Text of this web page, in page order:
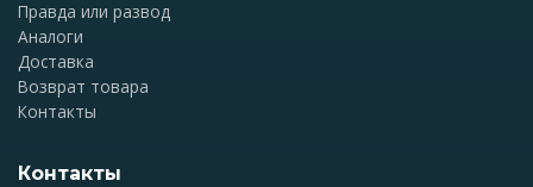
Правда или развод
Аналоги
Доставка
Возврат товара
Контакты
Контакты